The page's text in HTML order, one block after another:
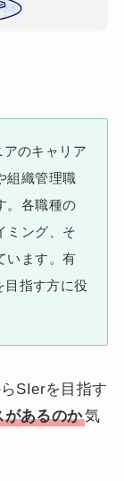
のキャリア
組織管理職
。各職種の
ミング、そ
います。有
目指す方に役
SIerを目指す
があるのか気